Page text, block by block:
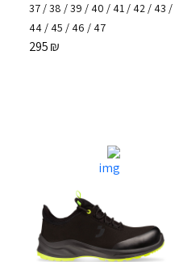
37/38 /39 / 40 / 41/ 42/ 43 /
44/ 45 / 46 / 47
295₪